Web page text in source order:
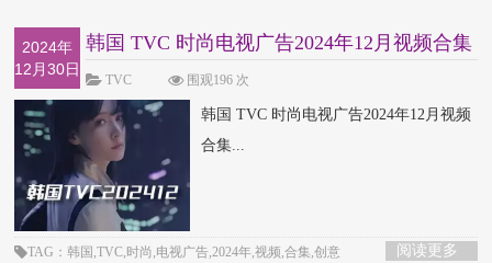
2024年
12月30日
韩国 TVC 时尚电视广告2024年12月视频合集
TVC 围观196 次
韩国 TVC 时尚电视广告2024年12月视频
合集...
阅读更多
TAG：韩国,TVC,时尚,电视广告,2024年,视频,合集,创意